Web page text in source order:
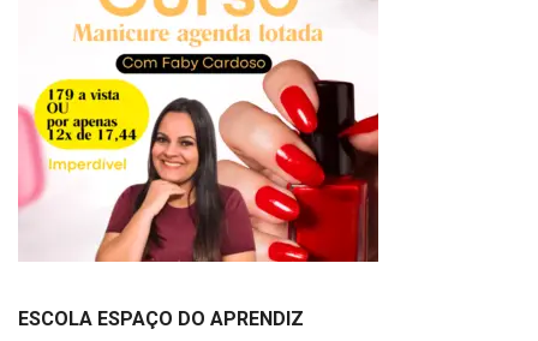
ESCOLA ESPAÇO DO APRENDIZ